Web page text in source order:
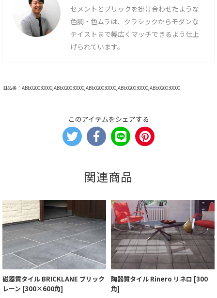
セメントとブリックを掛け合わせたような
色調・色ムラは、クラシックからモダンな
テイストまで幅広くマッチできるよう仕上
げられています。
旧品番：ABb020030000,ABb020030000,ABb020030000,ABb020030000,ABb020030000
このアイテムをシェアする
関連商品
磁器質タイル BRICKLANE ブリック
レーン [300×600角]
陶器質タイル Rinero リネロ [300
角]